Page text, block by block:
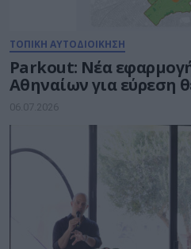
ΤΟΠΙΚΗ ΑΥΤΟΔΙΟΙΚΗΣΗ
Parkout: Νέα
Αθηναίων για εύρεση
06.07.2026